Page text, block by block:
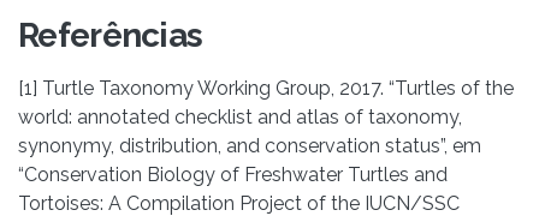
Referências
[1] Turtle Taxonomy Working Group, 2017. “Turtles of the
world: annotated checklist and atlas of taxonomy,
synonymy, distribution, and conservation status”, em
“Conservation Biology of Freshwater Turtles and
Tortoises: A Compilation Project of the IUCN/SSC